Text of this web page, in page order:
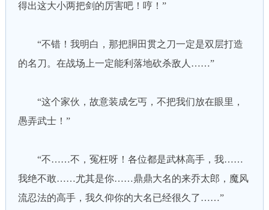
得出这大小两把剑的厉害吧！哼！”
“不错！我明白，那把胴田贯之刀一定是双层打造
的名刀。在战场上一定能利落地砍杀敌人……”
“这个家伙，故意装成乞丐，不把我们放在眼里，
愚弄武士！”
“不……不，冤枉呀！各位都是武林高手，我……
我绝不敢……尤其是你……鼎鼎大名的来乔太郎，魔风
流忍法的高手，我久仰你的大名已经很久了……”